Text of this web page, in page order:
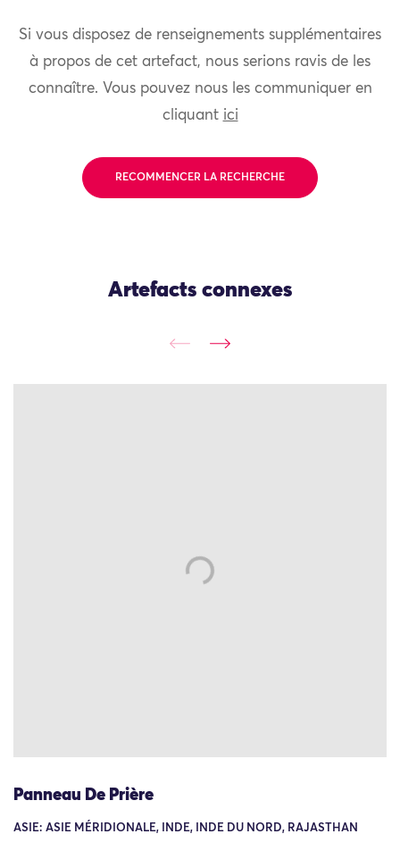
Si vous disposez de renseignements supplémentaires
à propos de cet artefact, nous serions ravis de les
connaître. Vous pouvez nous les communiquer en
cliquant ici
RECOMMENCER LA RECHERCHE
Artefacts connexes
Panneau De Prière
ASIE: ASIE MÉRIDIONALE, INDE, INDE DU NORD, RAJASTHAN